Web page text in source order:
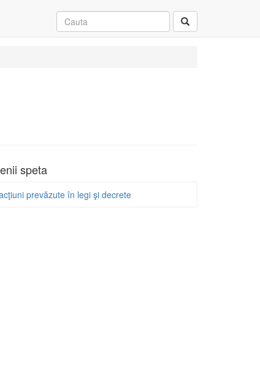
speta
prevăzute în legi şi decrete